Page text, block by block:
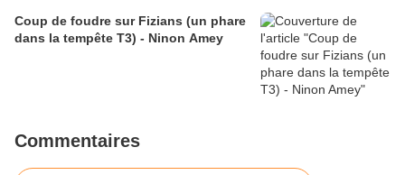
Coup de foudre sur Fizians (un phare
dans la tempête T3) - Ninon Amey
Commentaires